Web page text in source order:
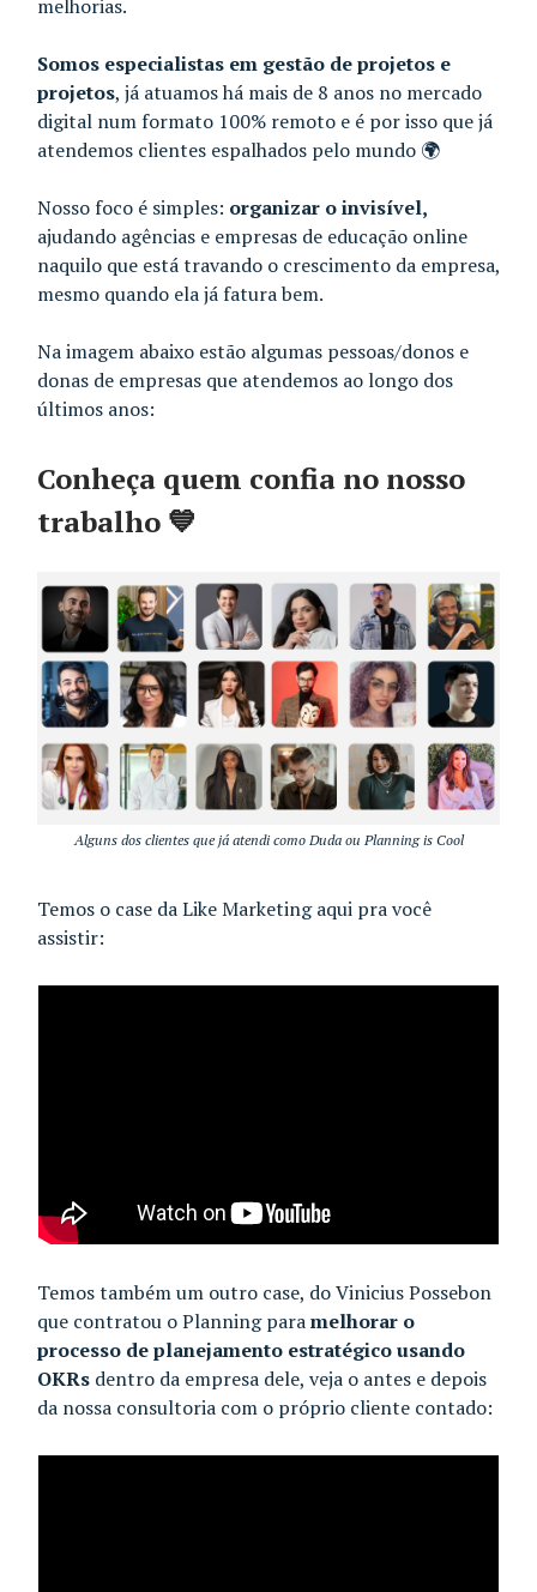
melhorias.
Somos especialistas em gestão de projetos e
projetos, já atuamos há mais de 8 anos no mercado
digital num formato 100% remoto e é por isso que já
atendemos clientes espalhados pelo mundo 🌍
Nosso foco é simples: organizar o invisível,
ajudando agências e empresas de educação online
naquilo que está travando o crescimento da empresa,
mesmo quando ela já fatura bem.
Na imagem abaixo estão algumas pessoas/donos e
donas de empresas que atendemos ao longo dos
últimos anos:
Conheça quem confia no nosso
trabalho 💙
Alguns dos clientes que já atendi como Duda ou Planning is Cool
Temos o case da Like Marketing aqui pra você
assistir:
Temos também um outro case, do Vinicius Possebon
que contratou o Planning paramelhorar o
processo de planejamento estratégico usando
OKRs dentro da empresa dele, veja o antes e depois
da nossa consultoria com o próprio cliente contado: